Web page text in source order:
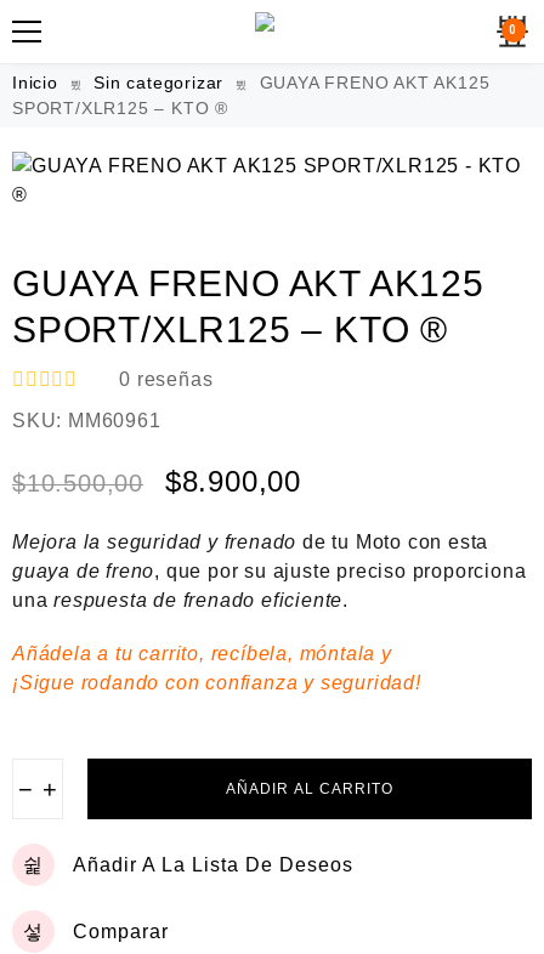
0
Inicio Sin categorizar
GUAYA FRENO AKT AK125
SPORT/XLR125 – KTO ®
GUAYA FRENO AKT AK125
SPORT/XLR125 – KTO ®
V
a
r
o
e
n
0
e
0 reseñas
SKU: MM60961
$10.500,00 $8.900,00
Mejora la seguridad y frenado de tu Moto con esta
guaya de freno, que por su ajuste preciso proporciona
unarespuesta de frenado eficiente.
Añádela a tu carrito, recíbela, móntala y
¡Sigue rodando con confianza y seguridad!
− + AÑADIR AL CARRITO
Añadir A La Lista De Deseos
Comparar